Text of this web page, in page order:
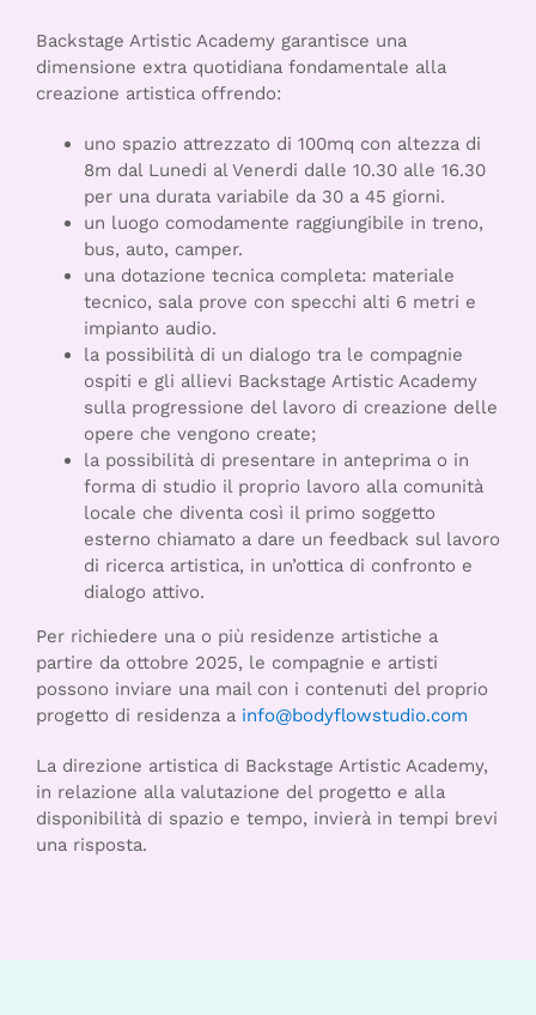
Backstage Artistic Academy garantisce una
dimensione extra quotidiana fondamentale alla
creazione artistica offrendo:
uno spazio attrezzato di 100mq con altezza di
8m dal Lunedi al Venerdi dalle 10.30 alle 16.30
per una durata variabile da 30 a 45 giorni.
un luogo comodamente raggiungibile in treno,
bus, auto, camper.
una dotazione tecnica completa: materiale
tecnico, sala prove con specchi alti 6 metri e
impianto audio.
la possibilità di un dialogo tra le compagnie
ospiti e gli allievi Backstage Artistic Academy
sulla progressione del lavoro di creazione delle
opere che vengono create;
la possibilità di presentare in anteprima o in
forma di studio il proprio lavoro alla comunità
locale che diventa così il primo soggetto
esterno chiamato a dare un feedback sul lavoro
di ricerca artistica, in un’ottica di confronto e
dialogo attivo.
Per richiedere una o più residenze artistiche a
partire da ottobre 2025, le compagnie e artisti
possono inviare una mail con i contenuti del proprio
progetto di residenza a info@bodyflowstudio.com
La direzione artistica di Backstage Artistic Academy,
in relazione alla valutazione del progetto e alla
disponibilità di spazio e tempo, invierà in tempi brevi
una risposta.